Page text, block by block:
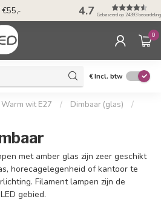
€55,- 50 dagen
Klarna
4.7 Gebaseerd op 24393
0
€Incl. btw
Warm wit E27 / Dimbaar (glas)
/
met amber glas zijn zeer geschikt
horecagelegenheid of kantoor te
Filament lampen zijn de
gebied.